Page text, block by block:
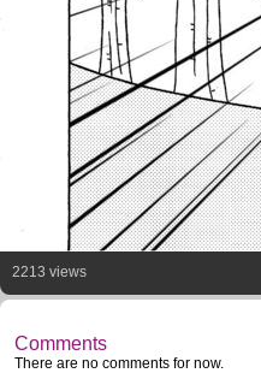
2213 views
Comments
There are no comments for now.